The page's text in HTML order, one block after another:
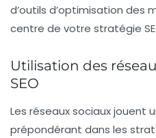
d’outils d’optimisation des
centre de votre stratégie
Utilisation des
SEO
Les réseaux sociaux jouent
prépondérant dans les